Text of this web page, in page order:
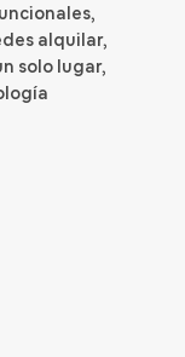
alquilar,
solo lugar,